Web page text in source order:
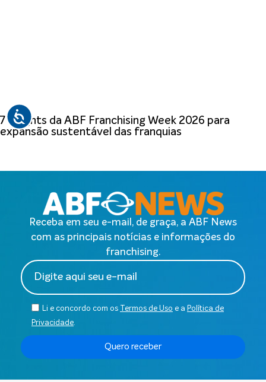
7 insights da ABF Franchising Week 2026 para
expansão sustentável das franquias
Receba em seu e-mail, de graça, a ABF News
com as principais notícias e informações do
franchising.
Li e concordo com os Termos de Uso e a Política de
Privacidade.
Quero receber